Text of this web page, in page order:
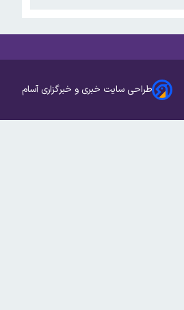
طراحی سایت خبری و خبرگزاری آسام